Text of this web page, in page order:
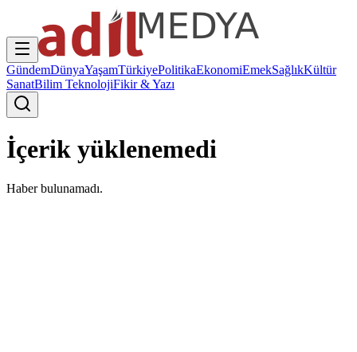
GündemDünyaYaşamTürkiyePolitikaEkonomiEmekSağlıkKültür
SanatBilim TeknolojiFikir & Yazı
İçerik yüklenemedi
Haber bulunamadı.